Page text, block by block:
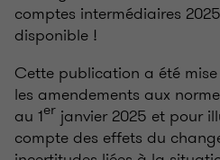
comptes intermédiaires
disponible !
Cette publication a été
les amendements aux
au 1er janvier 2025 et pour
compte des effets du